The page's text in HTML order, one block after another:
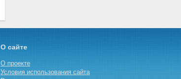
О сайте
О проекте
Условия использования сайта